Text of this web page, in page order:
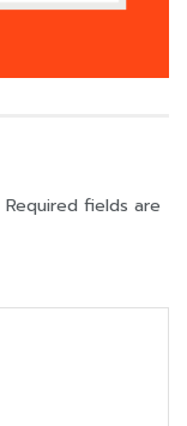
Required fields are